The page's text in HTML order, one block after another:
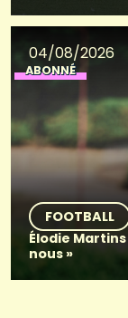
04/08/2026
ABONNÉ
FOOTBALL
Élodie
nous »